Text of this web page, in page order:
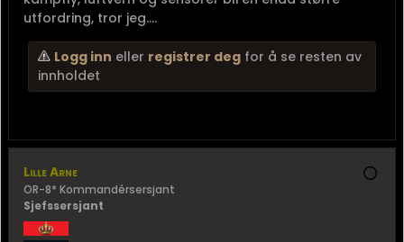
Those who beat their swords into plowshares will plow
for those who don't.
Moderator
Gnist
OR-6 Oversersjant